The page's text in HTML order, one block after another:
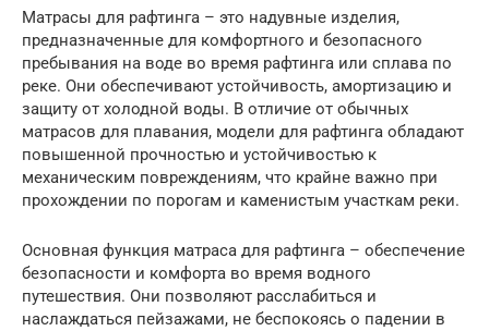
Матрасы для рафтинга – это надувные изделия,
предназначенные для комфортного и безопасного
пребывания на воде во время рафтинга или сплава по
реке. Они обеспечивают устойчивость, амортизацию и
защиту от холодной воды. В отличие от обычных
матрасов для плавания, модели для рафтинга обладают
повышенной прочностью и устойчивостью к
механическим повреждениям, что крайне важно при
прохождении по порогам и каменистым участкам реки.
Основная функция матраса для рафтинга – обеспечение
безопасности и комфорта во время водного
путешествия. Они позволяют расслабиться и
наслаждаться пейзажами, не беспокоясь о падении в